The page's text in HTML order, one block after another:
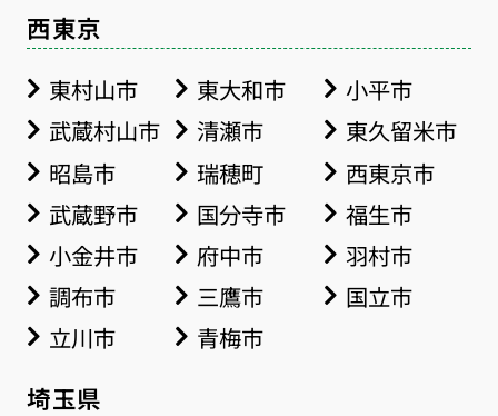
西東京
東村山市 東大和市
小平市
武蔵村山市
清瀬市
東久留米市
昭島市
瑞穂町
西東京市
武蔵野市
国分寺市
福生市
小金井市
府中市
羽村市
調布市
三鷹市
国立市
立川市
青梅市
埼玉県